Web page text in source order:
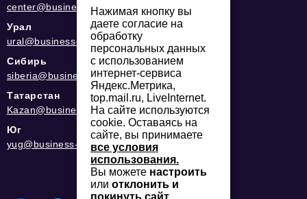
center@business-magazine.online
Урал
ural@business-magazine.online
Сибирь
siberia@business-magazine.online
Татарстан
Kazan@business-magazine.online
Юг
yug@business-magazine.online
Нажимая кнопку вы
даете согласие на
обработку
персональных данных
с использованием
интернет-сервиса
Яндекс.Метрика,
top.mail.ru, LiveInternet.
На сайте используются
cookie. Оставаясь на
сайте, вы принимаете
все условия
использования.
Вы можете настроить
или отклонить и
покинуть сайт